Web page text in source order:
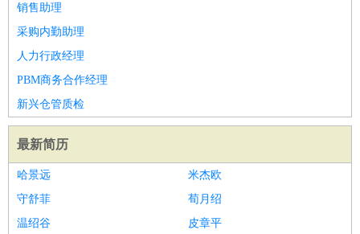
销售助理
采购内勤助理
人力行政经理
PBM商务合作经理
新兴仓管质检
最新简历
哈景远
米杰欧
守舒菲
荀月绍
温绍谷
皮章平